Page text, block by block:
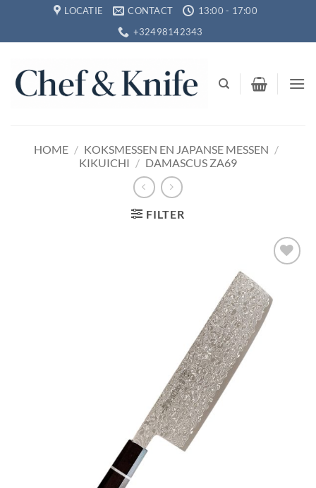
inhoud
LOCATIE CONTACT
13:00 - 17:00
+32498142343
HOME / KOKSMESSEN EN JAPANSE MESSEN /
KIKUICHI / DAMASCUS ZA69
FILTER
Toevoegen
aan
verlanglijst